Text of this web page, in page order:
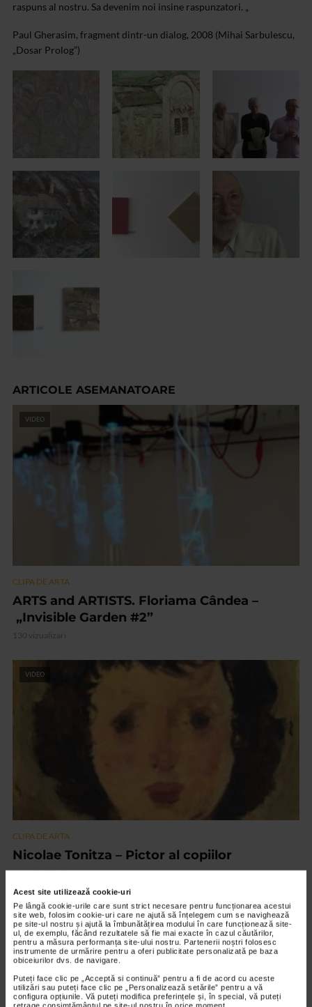
Acest site utilizează cookie-uri
Pe lângă cookie-urile care sunt strict necesare pentru funcționarea acestui
site web, folosim cookie-uri care ne ajută să înțelegem cum se navighează
pe site-ul nostru și ajută la îmbunătățirea modului în care funcționează site-
ul, de exemplu, făcând rezultatele să fie mai exacte în cazul căutărilor,
pentru a măsura performanța site-ului nostru. Partenerii noștri folosesc
instrumente de urmărire pentru a oferi publicitate personalizată pe baza
obiceiurilor dvs. de navigare.
Puteți face clic pe „Acceptă si continuă” pentru a fi de acord cu aceste
utilizări sau puteți face clic pe „Personalizează setările” pentru a vă
configura opțiunile. Vă puteți modifica preferințele și, în special, vă puteți
raspuns al nostru. Sa devenim noi insine raspunzatori. „
Paul Gherasim, fragment dintr-un dialog, 2008 (Mihai Sarbulescu,
„Dosar Prolog”)
ARTICOLE ASEMANATOARE
VIDEO
CLIPA DE ARTA
ARTS and ARTISTS. Floriama Cândea –
„Invisible Garden #2”
130 vizualizari
VIDEO
CLIPA DE ARTA
Nicolae Tonitza – Pictor al copiilor
147 vizualizari
VIDEO